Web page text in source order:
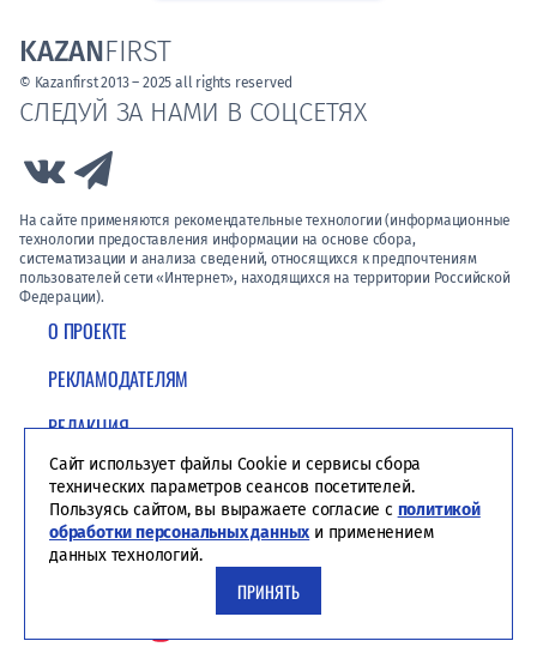
О ПРОЕКТЕ
РЕКЛАМОДАТЕЛЯМ
РЕДАКЦИЯ
ПОЛИТИКА КОНФИДЕНЦИАЛЬНОСТИ
СЛЕДУЙ ЗА НАМИ В СОЦСЕТЯХ
Link to Vk
На сайте применяются рекомендательные технологии (информационные
технологии предоставления информации на основе сбора,
систематизации и анализа сведений, относящихся к предпочтениям
пользователей сети «Интернет», находящихся на территории Российской
Федерации).
KAZANFIRST
© Kazanfirst 2013 – 2025 all rights reserved
Сайт использует файлы Cookie и сервисы сбора
технических параметров сеансов посетителей.
Пользуясь сайтом, вы выражаете согласие с политикой
обработки персональных данных и применением
данных технологий.
ПРИНЯТЬ